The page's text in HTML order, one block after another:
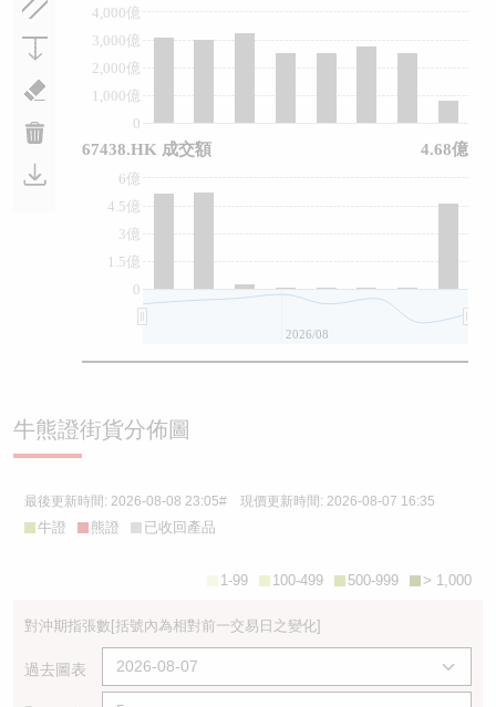
0
1,000億
2,000億
3,000億
4,000億
0
1.5億
3億
4.5億
6億
2026/08
67438.HK 成交額 4.68億
牛熊證街貨分佈圖
最後更新時間: 2026-08-08 23:05# 現價更新時間: 2026-08-07 16:35
牛證 熊證 已收回產品
> 1,000
500-999
100-499
1-99
對沖期指張數[括號內為相對前一交易日之變化]
過去圖表